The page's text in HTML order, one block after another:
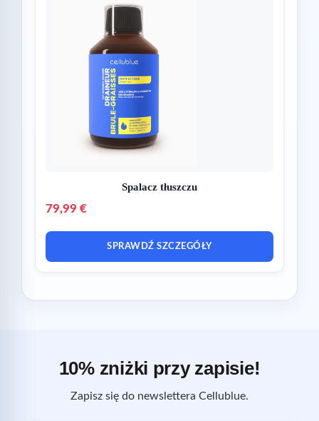
Spalacz tłuszczu
79,99 €
SPRAWDŹ SZCZEGÓŁY
10% zniżki przy zapisie!
Zapisz się do newslettera Cellublue.